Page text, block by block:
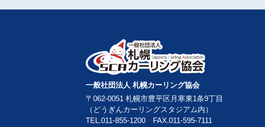
一般社団法人 札幌カーリング協会
〒062-0051 札幌市豊平区月寒東1条9丁目
（どうぎんカーリングスタジアム内）
TEL.011-855-1200 FAX.011-595-7111